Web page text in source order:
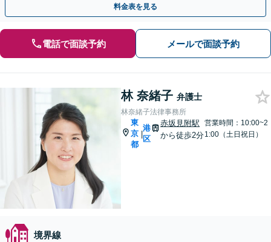
料金表を見る
電話で面談予約 メールで面談予約
林 奈緒子 弁護士
林奈緒子法律事務所
東
京
都
|
港
区
赤坂見附駅
から徒歩2分
営業時間：10:00~2
1:00（土日祝日）
境界線